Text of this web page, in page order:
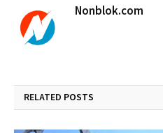
Nonblok.com
RELATED POSTS